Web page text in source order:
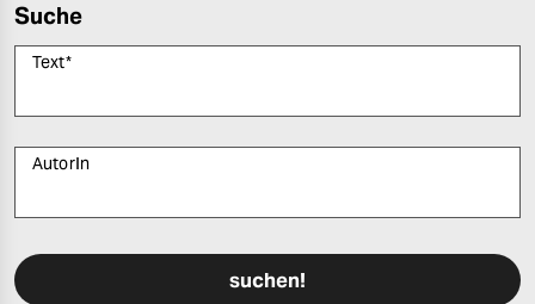
politik
gesellschaft
sport
Suche
Text*
AutorIn